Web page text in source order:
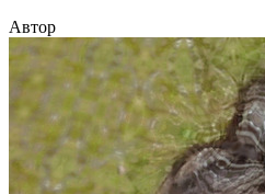
Автор